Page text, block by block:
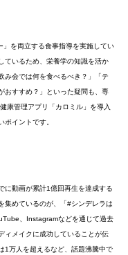
を両立する食事指導を実施してい
ているため、栄養学の知識を活か
み会では何を食べるべき？」「テ
おすすめ？」といった疑問も、専
康管理アプリ「カロミル」を導入
ポイントです。
に動画が累計1億回再生を達成する
集めているのが、「#シンデレラは
、Instagramなどを通じて過去
ィメイクに成功していることが伝
1万人を超えるなど、話題沸騰中で